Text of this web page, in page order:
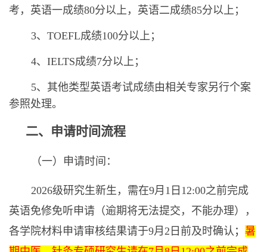
考，英语一成绩80分以上，英语二成绩85分以上；
3、TOEFL成绩100分以上；
4、IELTS成绩7分以上；
5、其他类型英语考试成绩由相关专家另行个案
参照处理。
二、申请时间流程
（一）申请时间：
2026级研究生新生，需在9月 1 日 12:00之前完成
英语免修免听申请（逾期将无法提交，不能办理），
各学院材料申请审核结果请于9月 2 日前及时确认 ； 暑